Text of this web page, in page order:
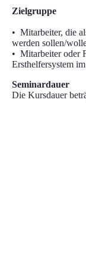
Zielgruppe
• Mitarbeiter, die
werden sollen/
• Mitarbeiter oder
Ersthelfersystem
Seminardauer
Die Kursdauer